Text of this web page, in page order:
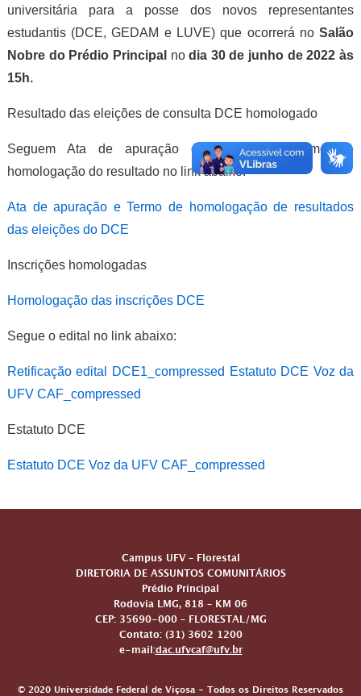
universitária para a posse dos novos representantes
estudantis (DCE, GEDAM e LUVE) que ocorrerá noSalão
Nobre do Prédio Principal nodia 30 de junho de 2022 às
15h.
Resultado das eleições de consulta DCE homologado
Seguem Ata de apuração de votação e termo de
homologação do resultado no link abaixo.
Ata de apuração e Termo de homologação de resultados
das eleições do DCE
Inscrições homologadas
Homologação das inscrições DCE
Segue o edital no link abaixo:
Retificação edital DCE1_compressed Estatuto DCE Voz da
UFV CAF_compressed
Estatuto DCE
Estatuto DCE Voz da UFV CAF_compressed
Campus UFV – Florestal
DIRETORIA DE ASSUNTOS COMUNITÁRIOS
Prédio Principal
Rodovia LMG, 818 – KM 06
CEP: 35690-000 – FLORESTAL/MG
Contato: (31) 3602 1200
e-mail:dac.ufvcaf@ufv.br
© 2020 Universidade Federal de Viçosa - Todos os Direitos Reservados